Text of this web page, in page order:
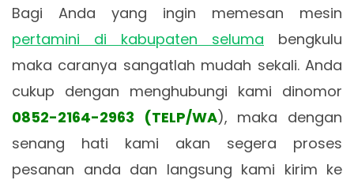
Bagi Anda yang ingin memesan mesin
pertamini di kabupaten seluma bengkulu
maka caranya sangatlah mudah sekali. Anda
cukup dengan menghubungi kami dinomor
0852-2164-2963 (TELP/WA), maka dengan
senang hati kami akan segera proses
pesanan anda dan langsung kami kirim ke